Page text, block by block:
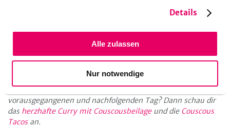
Details
Alle zulassen
Nur notwendige
Clever vorkochen!
Du suchst die passenden Meal-Prep-Rezepte für den
vorausgegangenen und nachfolgenden Tag? Dann schau dir
das herzhafte Curry mit Couscousbeilageund die Couscous
Tacosan.